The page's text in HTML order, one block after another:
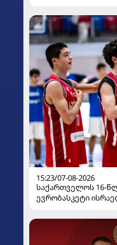
15:23/07-08-2026
საქართველოს 16-
ევრობასკეტი